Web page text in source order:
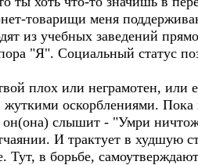
товарищи меня
из учебных заведений
"Я". Социальный статус
плох или неграмотен,
оскорблениями. Пока
слышит - "Умри
И трактует в худшую
Тут, в борьбе,